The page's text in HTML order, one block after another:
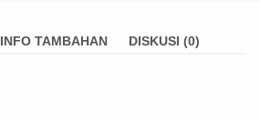
INFO TAMBAHAN DISKUSI (0)